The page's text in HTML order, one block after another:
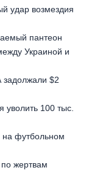
удар возмездия
пантеон
Украиной и
$2
уволить 100 тыс.
на футбольном
жертвам